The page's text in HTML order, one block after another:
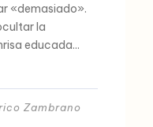
«demasiado».
la
educada...
Zambrano